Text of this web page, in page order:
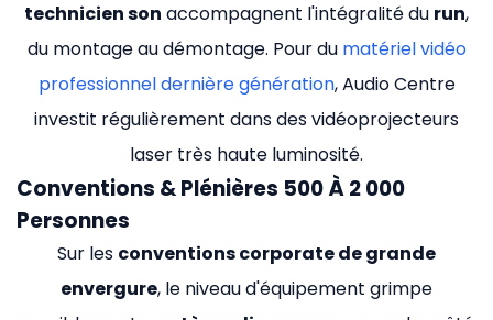
technicien son accompagnent l'intégralité du run,
du montage au démontage. Pour du matériel vidéo
professionnel dernière génération, Audio Centre
investit régulièrement dans des vidéoprojecteurs
laser très haute luminosité.
Conventions & Plénières 500 À 2 000
Personnes
Sur les conventions corporate de grande
envergure, le niveau d'équipement grimpe